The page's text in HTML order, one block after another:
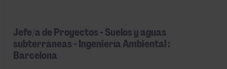
Jefe/a de Proyectos - Suelos y aguas
subterráneas - Ingeniería Ambiental :
Barcelona